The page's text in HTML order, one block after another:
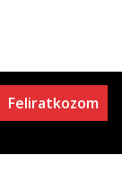
Feliratkozom